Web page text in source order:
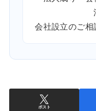
会社設立のご相
ポスト